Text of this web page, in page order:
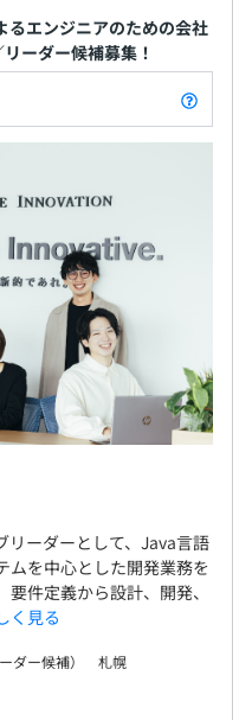
るエンジニアのための会社
ーダー候補募集！
リーダーとして、Java言語
ムを中心とした開発業務を
件定義から設計、開発、
く見る
ダー候補） 札幌